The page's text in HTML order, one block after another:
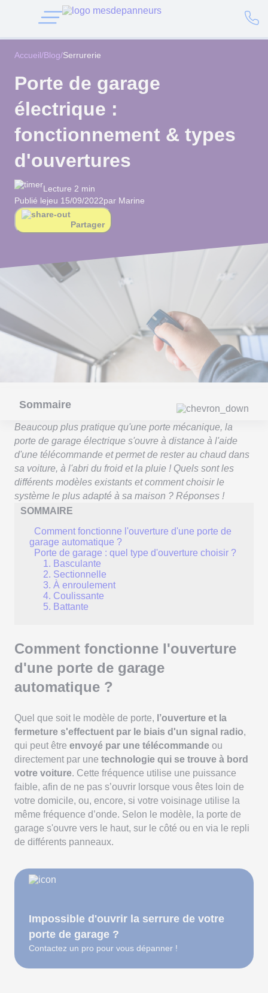
Accueil/Blog/Serrurerie
Porte de garage
électrique :
fonctionnement & types
d'ouvertures
Lecture 2 min
Publié lejeu 15/09/2022par Marine
Partager
Sommaire
Beaucoup plus pratique qu'une porte mécanique, la
porte de garage électrique s'ouvre à distance à l'aide
d'une télécommande et permet de rester au chaud dans
sa voiture, à l'abri du froid et la pluie ! Quels sont les
différents modèles existants et comment choisir le
système le plus adapté à sa maison ? Réponses !
SOMMAIRE
Comment fonctionne l'ouverture d'une porte de
garage automatique ?
Porte de garage : quel type d'ouverture choisir ?
1. Basculante
2. Sectionnelle
3. À enroulement
4. Coulissante
5. Battante
Comment fonctionne l'ouverture
d'une porte de garage
automatique ?
Quel que soit le modèle de porte, l’ouverture et la
fermeture s'effectuent par le biais d'un signal radio,
qui peut être envoyé par une télécommande ou
directement par une technologie qui se trouve à bord
votre voiture. Cette fréquence utilise une puissance
faible, afin de ne pas s’ouvrir lorsque vous êtes loin de
votre domicile, ou, encore, si votre voisinage utilise la
même fréquence d’onde. Selon le modèle, la porte de
garage s'ouvre vers le haut, sur le côté ou en via le repli
de différents panneaux.
Impossible d'ouvrir la serrure de votre
porte de garage ?
Contactez un pro pour vous dépanner !